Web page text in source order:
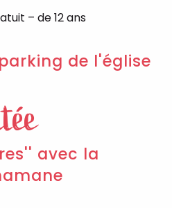
– de 12 ans
de l'église
avec la